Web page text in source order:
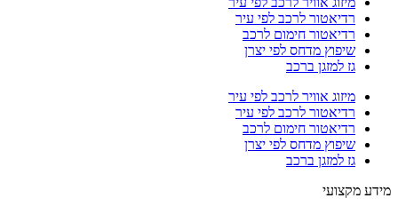
רדיאטור לרכב לפי עיר
רדיאטור חימום לרכב
שיפוץ מדחס לפי יצרן
גז למזגן ברכב
מיזוג אוויר לרכב לפי עיר
רדיאטור לרכב לפי עיר
רדיאטור חימום לרכב
שיפוץ מדחס לפי יצרן
גז למזגן ברכב
מידע מקצועי